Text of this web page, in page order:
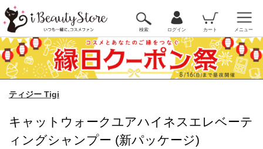
検索 ログイン カート メニュー
ティジー Tigi
キャットウォークユアハイネスエレベーテ
ィングシャンプー (新パッケージ)